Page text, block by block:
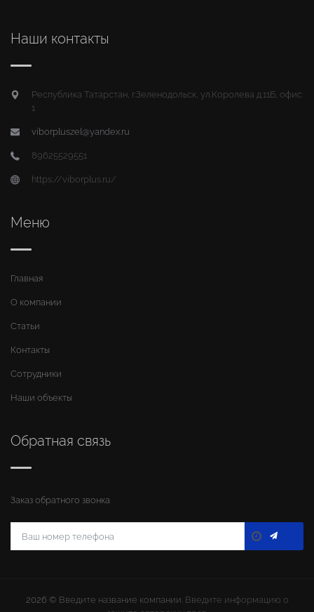
Наши контакты
Республика Татарстан, г.Зеленодольск, ул.Королева д.11Б, офис
1
viborpluszel@yandex.ru
89625529551
https://viborplus.ru/
Меню
Главная
О компании
Статьи
Контакты
Сотрудники
Наши объекты
Обратная связь
Заказ обратного звонка
2026 © Введите название компании. Введите информацию о